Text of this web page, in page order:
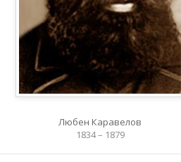
Любен Каравелов
1834 – 1879